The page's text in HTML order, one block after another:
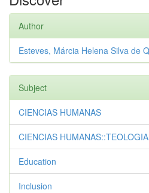
Author
Esteves, Márcia Helena Silva de
Subject
CIENCIAS HUMANAS
CIENCIAS HUMANAS::TEOLOGIA
Education
Inclusion